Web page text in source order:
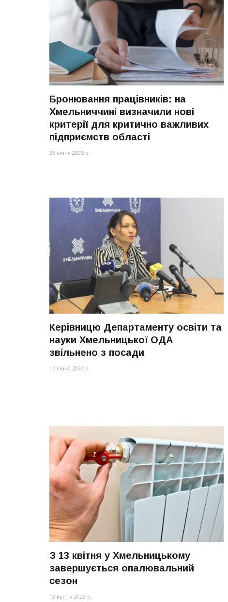
Бронювання працівників: на
Хмельниччині визначили нові
критерії для критично важливих
підприємств області
25 січня 2025 р.
Керівницю Департаменту освіти та
науки Хмельницької ОДА
звільнено з посади
17 січня 2024 р.
З 13 квітня у Хмельницькому
завершується опалювальний
сезон
12 квітня 2023 р.